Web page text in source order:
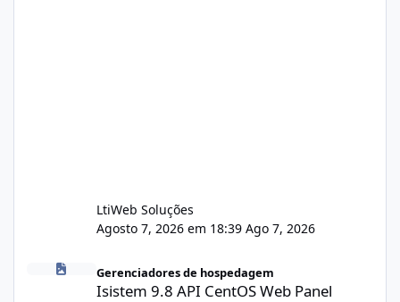
LtiWeb Soluções
Agosto 7, 2026 em 18:39 Ago 7, 2026
Gerenciadores de hospedagem
Isistem 9.8 API CentOS Web Panel